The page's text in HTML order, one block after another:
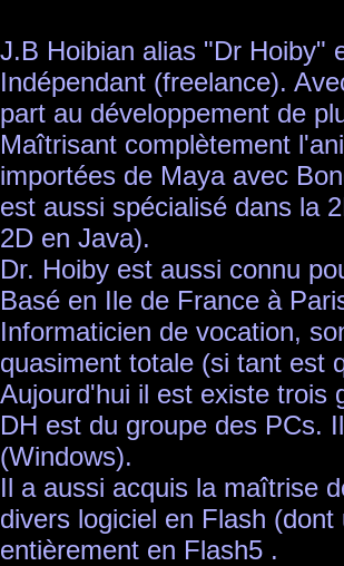
J.B Hoibian alias "Dr Hoiby"
Indépendant (freelance).
part au développement de
Maîtrisant complètement
importées de Maya avec
est aussi spécialisé dans la
2D en Java).
Dr. Hoiby est aussi connu
Basé en Ile de France à
Informaticien de vocation,
quasiment totale (si tant est
Aujourd'hui il est existe trois
DH est du groupe des PCs.
(Windows).
Il a aussi acquis la maîtrise
divers logiciel en Flash
entièrement en Flash5 .